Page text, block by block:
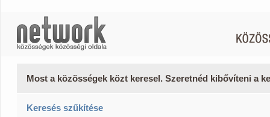
Most a közösségek közt keresel. Szeretnéd kibővíteni a
Keresés szűkítése